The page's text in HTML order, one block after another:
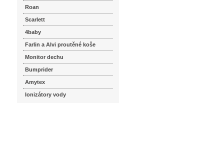
Roan
Scarlett
4baby
Farlin a Alvi proutěné koše
Monitor dechu
Bumprider
Amytex
Ionizátory vody